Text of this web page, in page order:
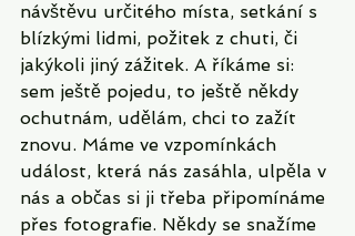
návštěvu určitého místa, setkání s
blízkými lidmi, požitek z chuti, či
jakýkoli jiný zážitek. A říkáme si:
sem ještě pojedu, to ještě někdy
ochutnám, udělám, chci to zažít
znovu. Máme ve vzpomínkách
událost, která nás zasáhla, ulpěla v
nás a občas si ji třeba připomínáme
přes fotografie. Někdy se snažíme